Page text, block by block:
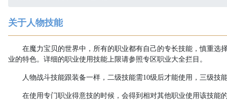
关于人物技能
在魔力宝贝的世界中，所有的职业都有自己的专长技能，慎重选
业的特色。详细的职业使用技能上限请参照专区职业大全拦目。
人物战斗技能跟装备一样，二级技能需10级后才能使用，三级技
在使用专门职业得意技的时候，会得到相对其他职业使用该技能